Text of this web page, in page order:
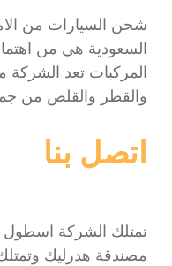
شحن السيارات من
السعودية هي من
المركبات تعد الشركة
والقطر والقلص من
اتصل بنا
تمتلك الشركة اسطول
مصندقة هدرليك